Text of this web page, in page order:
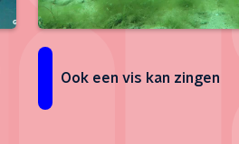
Ook een vis kan zingen